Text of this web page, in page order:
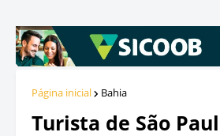
Página inicial Bahia
Turista de São